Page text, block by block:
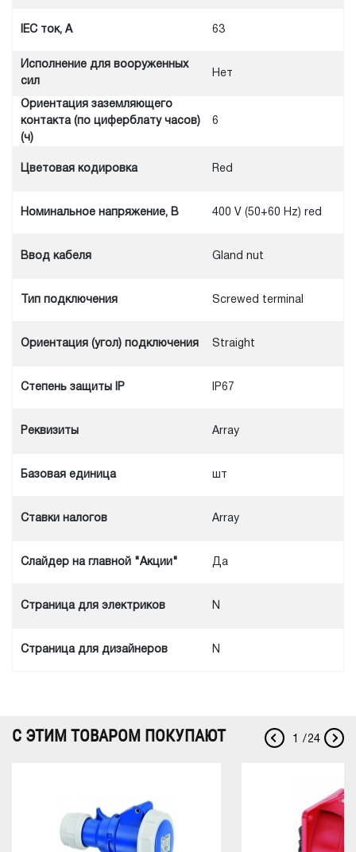
IEC ток, A 63
Исполнение для вооруженных
сил
Нет
Ориентация заземляющего
контакта (по циферблату часов)
(ч)
6
Цветовая кодировка Red
Номинальное напряжение, В 400 V (50+60 Hz) red
Ввод кабеля Gland nut
Тип подключения Screwed terminal
Ориентация (угол) подключения Straight
Степень защиты IP IP67
Реквизиты Array
Базовая единица шт
Ставки налогов Array
Слайдер на главной "Акции" Да
Cтраница для электриков N
Cтраница для дизайнеров N
С ЭТИМ ТОВАРОМ ПОКУПАЮТ / 24
1